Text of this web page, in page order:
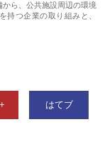
ら、公共施設周辺の環境
持つ企業の取り組みと、
はてブ